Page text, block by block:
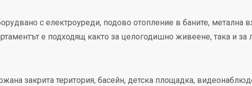
с електроуреди, подово отопление в баните, метална
е подходящ както за целогодишно живеене, така и за
закрита територия, басейн, детска площадка,